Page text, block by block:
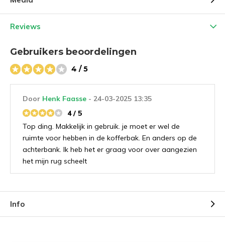
Reviews
Gebruikers beoordelingen
4 / 5
Door Henk Faasse - 24-03-2025 13:35
4 / 5
Top ding. Makkelijk in gebruik. je moet er wel de
ruimte voor hebben in de kofferbak. En anders op de
achterbank. Ik heb het er graag voor over aangezien
het mijn rug scheelt
Info